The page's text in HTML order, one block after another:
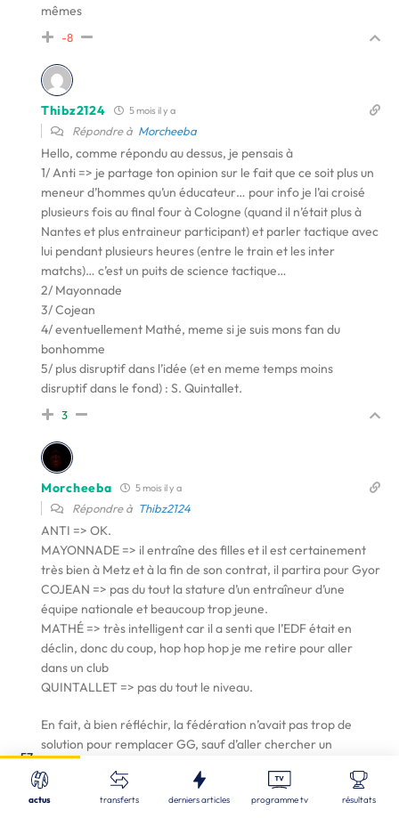
Recherche
mêmes
-8
Thibz2124 5 mois il y a
Répondre à Morcheeba
Hello, comme répondu au dessus, je pensais à
1/ Anti => je partage ton opinion sur le fait que ce soit plus un
meneur d’hommes qu’un éducateur… pour info je l’ai croisé
plusieurs fois au final four à Cologne (quand il n’était plus à
Nantes et plus entraineur participant) et parler tactique avec
lui pendant plusieurs heures (entre le train et les inter
matchs)… c’est un puits de science tactique…
2/ Mayonnade
3/ Cojean
4/ eventuellement Mathé, meme si je suis mons fan du
bonhomme
5/ plus disruptif dans l’idée (et en meme temps moins
disruptif dans le fond) : S. Quintallet.
3
Morcheeba 5 mois il y a
Répondre à Thibz2124
ANTI => OK.
MAYONNADE => il entraîne des filles et il est certainement
très bien à Metz et à la fin de son contrat, il partira pour Gyor
COJEAN => pas du tout la stature d’un entraîneur d’une
équipe nationale et beaucoup trop jeune.
MATHÉ => très intelligent car il a senti que l’EDF était en
déclin, donc du coup, hop hop hop je me retire pour aller
dans un club
QUINTALLET => pas du tout le niveau.
En fait, à bien réfléchir, la fédération n’avait pas trop de
solution pour remplacer GG, sauf d’aller chercher un
étranger. On va le dire clairement, il n’y a pas d’entraîneur
français qui peut prendre en charge la sélection. Le seul mais
c’est trop tard soit parce qu’il l’a voulu, soit parce que la
actus transferts derniers articles programme tv résultats
Nos derniers articles
ALL | 08/08/2026
57